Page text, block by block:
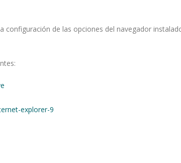
de las opciones del navegador
explorer-9